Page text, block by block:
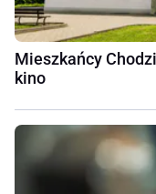
Mieszkańcy
kino